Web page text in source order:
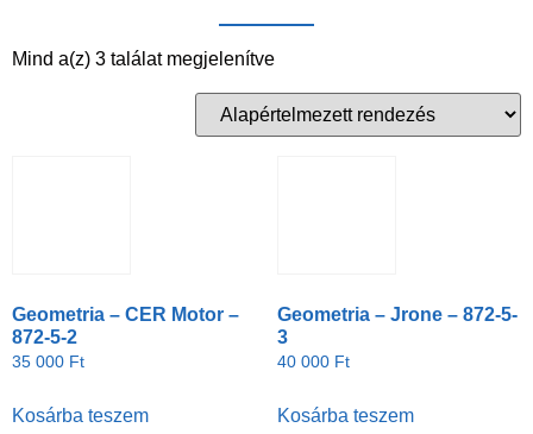
Mind a(z) 3 találat megjelenítve
Geometria – CER Motor –
872-5-2
35 000 Ft
Kosárba teszem
Geometria – Jrone – 872-5-
3
40 000 Ft
Kosárba teszem